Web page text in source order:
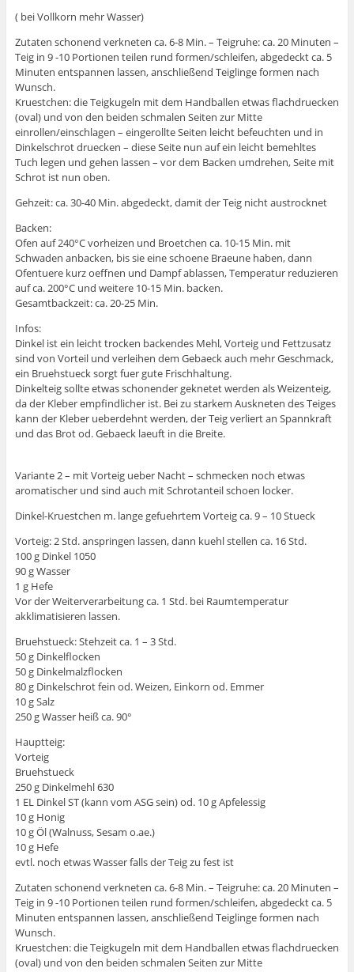
( bei Vollkorn mehr Wasser)
Zutaten schonend verkneten ca. 6-8 Min. – Teigruhe: ca. 20 Minuten –
Teig in 9 -10 Portionen teilen rund formen/schleifen, abgedeckt ca. 5
Minuten entspannen lassen, anschließend Teiglinge formen nach
Wunsch.
Kruestchen: die Teigkugeln mit dem Handballen etwas flachdruecken
(oval) und von den beiden schmalen Seiten zur Mitte
einrollen/einschlagen – eingerollte Seiten leicht befeuchten und in
Dinkelschrot druecken – diese Seite nun auf ein leicht bemehltes
Tuch legen und gehen lassen – vor dem Backen umdrehen, Seite mit
Schrot ist nun oben.
Gehzeit: ca. 30-40 Min. abgedeckt, damit der Teig nicht austrocknet
Backen:
Ofen auf 240°C vorheizen und Broetchen ca. 10-15 Min. mit
Schwaden anbacken, bis sie eine schoene Braeune haben, dann
Ofentuere kurz oeffnen und Dampf ablassen, Temperatur reduzieren
auf ca. 200°C und weitere 10-15 Min. backen.
Gesamtbackzeit: ca. 20-25 Min.
Infos:
Dinkel ist ein leicht trocken backendes Mehl, Vorteig und Fettzusatz
sind von Vorteil und verleihen dem Gebaeck auch mehr Geschmack,
ein Bruehstueck sorgt fuer gute Frischhaltung.
Dinkelteig sollte etwas schonender geknetet werden als Weizenteig,
da der Kleber empfindlicher ist. Bei zu starkem Auskneten des Teiges
kann der Kleber ueberdehnt werden, der Teig verliert an Spannkraft
und das Brot od. Gebaeck laeuft in die Breite.
Variante 2 – mit Vorteig ueber Nacht – schmecken noch etwas
aromatischer und sind auch mit Schrotanteil schoen locker.
Dinkel-Kruestchen m. lange gefuehrtem Vorteig ca. 9 – 10 Stueck
Vorteig: 2 Std. anspringen lassen, dann kuehl stellen ca. 16 Std.
100 g Dinkel 1050
90 g Wasser
1 g Hefe
Vor der Weiterverarbeitung ca. 1 Std. bei Raumtemperatur
akklimatisieren lassen.
Bruehstueck: Stehzeit ca. 1 – 3 Std.
50 g Dinkelflocken
50 g Dinkelmalzflocken
80 g Dinkelschrot fein od. Weizen, Einkorn od. Emmer
10 g Salz
250 g Wasser heiß ca. 90°
Hauptteig:
Vorteig
Bruehstueck
250 g Dinkelmehl 630
1 EL Dinkel ST (kann vom ASG sein) od. 10 g Apfelessig
10 g Honig
10 g Öl (Walnuss, Sesam o.ae.)
10 g Hefe
evtl. noch etwas Wasser falls der Teig zu fest ist
Zutaten schonend verkneten ca. 6-8 Min. – Teigruhe: ca. 20 Minuten –
Teig in 9 -10 Portionen teilen rund formen/schleifen, abgedeckt ca. 5
Minuten entspannen lassen, anschließend Teiglinge formen nach
Wunsch.
Kruestchen: die Teigkugeln mit dem Handballen etwas flachdruecken
(oval) und von den beiden schmalen Seiten zur Mitte